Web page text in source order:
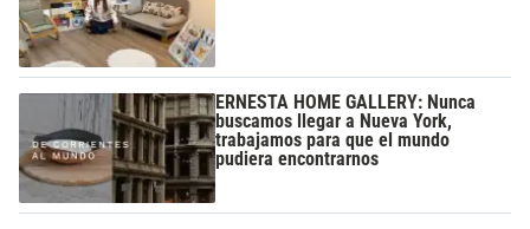
ERNESTA HOME GALLERY: Nunca
buscamos llegar a Nueva York,
trabajamos para que el mundo
pudiera encontrarnos